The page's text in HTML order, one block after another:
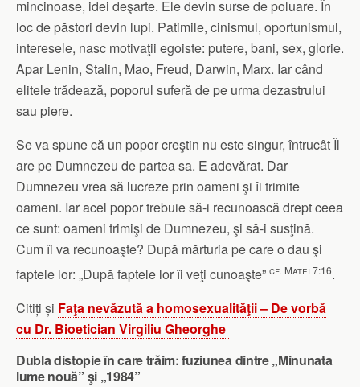
mincinoase, idei deşarte. Ele devin surse de poluare. În
loc de păstori devin lupi. Patimile, cinismul, oportunismul,
interesele, nasc motivaţii egoiste: putere, bani, sex, glorie.
Apar Lenin, Stalin, Mao, Freud, Darwin, Marx. Iar când
elitele trădează, poporul suferă de pe urma dezastrului
sau piere.
Se va spune că un popor creştin nu este singur, întrucât Îl
are pe Dumnezeu de partea sa. E adevărat. Dar
Dumnezeu vrea să lucreze prin oameni şi îi trimite
oameni. Iar acel popor trebuie să-i recunoască drept ceea
ce sunt: oameni trimişi de Dumnezeu, şi să-i susţină.
Cum îi va recunoaşte? După mărturia pe care o dau şi
faptele lor: „După faptele lor îi veţi cunoaşte” cf. Matei 7:16.
Citiți și Faţa nevăzută a homosexualităţii– De vorbă
cu Dr. Bioetician Virgiliu Gheorghe
Dubla distopie în care trăim: fuziunea dintre „Minunata
lume nouă” şi „1984”